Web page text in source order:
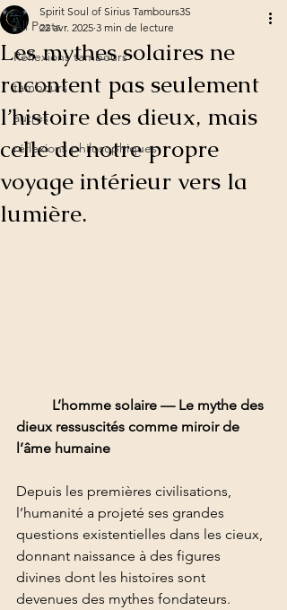
All Posts
Réflexions tambours
tambours
autres
réflexions philosophiques
Les mythes solaires ne
racontent pas seulement
l’histoire des dieux, mais
celle de notre propre
voyage intérieur vers la
lumière.
Spirit Soul of Sirius Tambours3S
22 avr. 2025 3 min de lecture
dieux ressuscités comme miroir de
l’âme humaine
Depuis les premières civilisations,
l’humanité a projeté ses grandes
questions existentielles dans les cieux,
donnant naissance à des figures
divines dont les histoires sont
devenues des mythes fondateurs.